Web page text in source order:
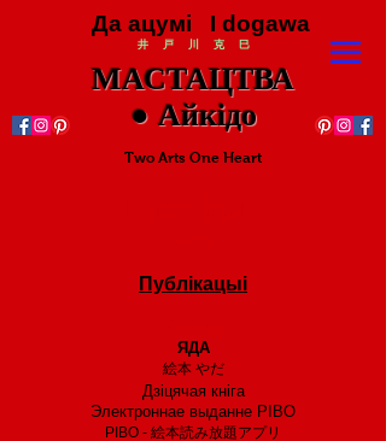
Да ацумі I dogawa
МАСТАЦТВА
● Айкідо
井 戸 川 克 巳
Two Arts One Heart
Публікацыі
ЯДА
絵本 やだ
Дзіцячая кніга
Электроннае выданне PIBO
PIBO - 絵本読み放題アプリ